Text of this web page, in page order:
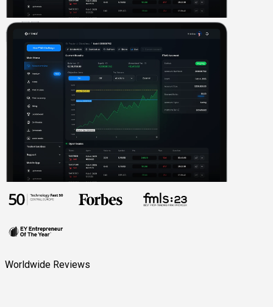
Worldwide Reviews